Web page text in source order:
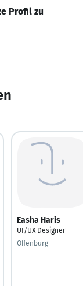
Profil zu
Easha Haris
UI/UX Designer
Offenburg